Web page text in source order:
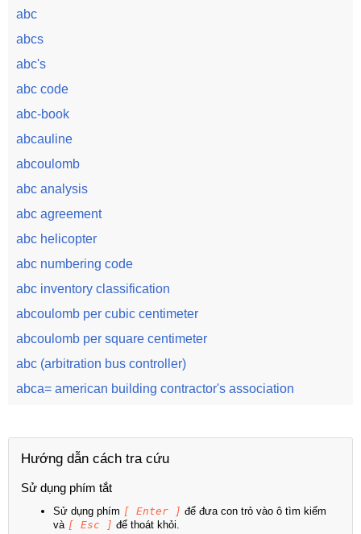
abc
abcs
abc's
abc code
abc-book
abcauline
abcoulomb
abc analysis
abc agreement
abc helicopter
abc numbering code
abc inventory classification
abcoulomb per cubic centimeter
abcoulomb per square centimeter
abc (arbitration bus controller)
abca= american building contractor's association
Hướng dẫn cách tra cứu
Sử dụng phím tắt
Sử dụng phím [ Enter ] để đưa con trỏ vào ô tìm kiếm
và [ Esc ] để thoát khỏi.